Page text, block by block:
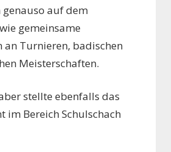
genauso auf dem
gemeinsame
an Turnieren, badischen
Meisterschaften.
stellte ebenfalls das
im Bereich Schulschach